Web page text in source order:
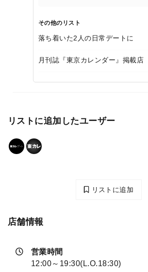
その他のリスト
落ち着いた2人の日常デートに
月刊誌『東京カレンダー』掲載店
リストに追加したユーザー
リストに追加
店舗情報
営業時間
12:00～19:30(L.O.18:30)